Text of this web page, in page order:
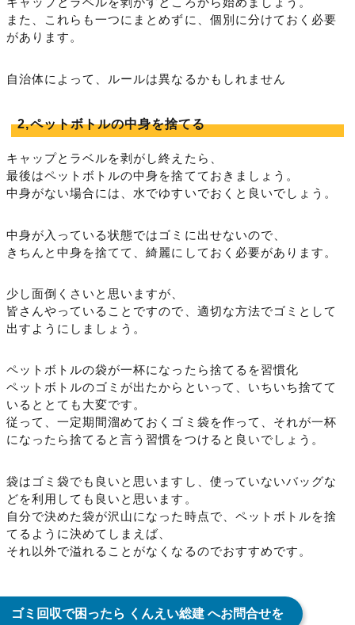
また、これらも一つにまとめずに、個別に分けておく必要
があります。
自治体によって、ルールは異なるかもしれません
2,ペットボトルの中身を捨てる
キャップとラベルを剥がし終えたら、
最後はペットボトルの中身を捨てておきましょう。
中身がない場合には、水でゆすいでおくと良いでしょう。
中身が入っている状態ではゴミに出せないので、
きちんと中身を捨てて、綺麗にしておく必要があります。
少し面倒くさいと思いますが、
皆さんやっていることですので、適切な方法でゴミとして
出すようにしましょう。
ペットボトルの袋が一杯になったら捨てるを習慣化
ペットボトルのゴミが出たからといって、いちいち捨てて
いるととても大変です。
従って、一定期間溜めておくゴミ袋を作って、それが一杯
になったら捨てると言う習慣をつけると良いでしょう。
袋はゴミ袋でも良いと思いますし、使っていないバッグな
どを利用しても良いと思います。
自分で決めた袋が沢山になった時点で、ペットボトルを捨
てるように決めてしまえば、
それ以外で溢れることがなくなるのでおすすめです。
ゴミ回収で困ったら くんえい総建 へお問合せを